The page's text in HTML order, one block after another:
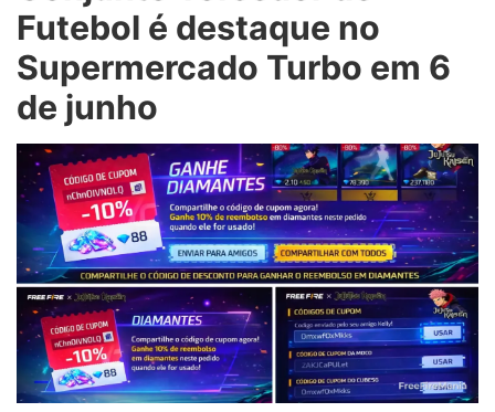
Futebol é destaque no
Supermercado Turbo em 6
de junho